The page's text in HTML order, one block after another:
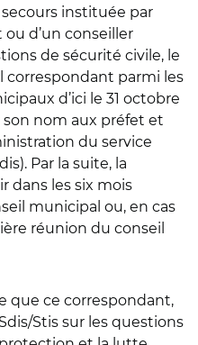
instituée par
d’un conseiller
de sécurité civile, le
correspondant parmi les
d’ici le 31 octobre
nom aux préfet et
du service
Par la suite, la
dans les six mois
municipal ou, en cas
réunion du conseil
que ce correspondant,
Stis sur les questions